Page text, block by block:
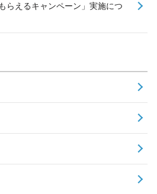
らえるキャンペーン」実施につ